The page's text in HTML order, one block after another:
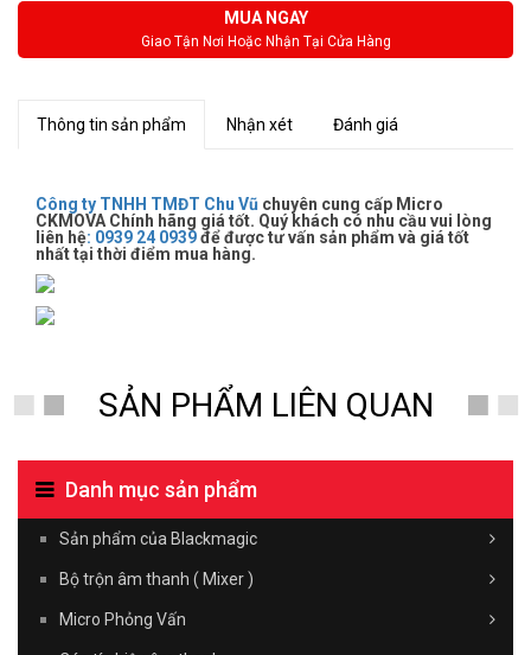
MUA NGAY
Giao Tận Nơi Hoặc Nhận Tại Cửa Hàng
Thông tin sản phẩm Nhận xét Đánh giá
Công ty TNHH TMĐT Chu Vũ chuyên cung cấp Micro
CKMOVA Chính hãng giá tốt. Quý khách có nhu cầu vui lòng
liên hệ: 0939 24 0939để được tư vấn sản phẩm và giá tốt
nhất tại thời điểm mua hàng.
SẢN PHẨM LIÊN QUAN
Danh mục sản phẩm
Sản phẩm của Blackmagic
Bộ trộn âm thanh ( Mixer )
Micro Phỏng Vấn